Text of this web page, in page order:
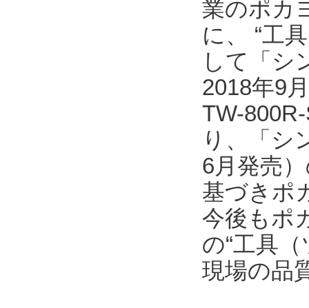
業のポカ
に、 “工
して「シ
2018年9
TW-
り、「シ
6月発売
基づきポ
今後もポ
の“工具
現場の品